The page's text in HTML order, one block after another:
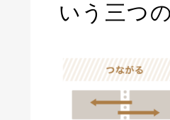
いう三つ